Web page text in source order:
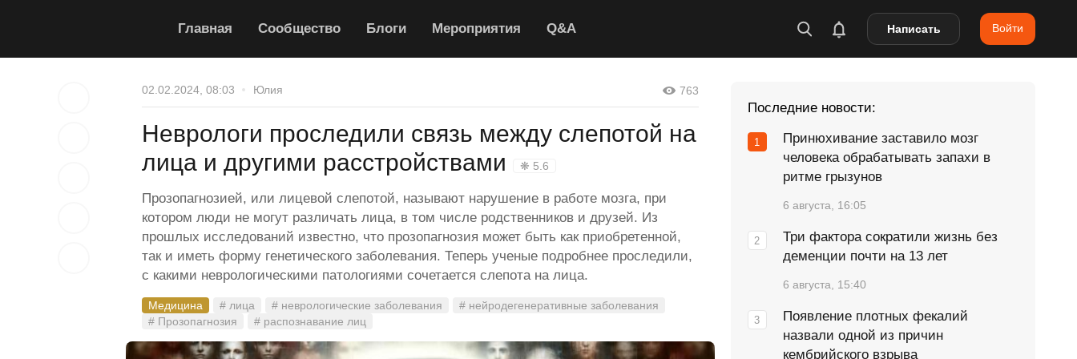
Главная Сообщество Блоги Мероприятия Q&A Написать Войти
02.02.2024, 08:03 Юлия 763
Неврологи проследили связь между слепотой на
лица и другими расстройствами
❋ 5.6
Прозопагнозией, или лицевой слепотой, называют нарушение в работе мозга, при
котором люди не могут различать лица, в том числе родственников и друзей. Из
прошлых исследований известно, что прозопагнозия может быть как приобретенной,
так и иметь форму генетического заболевания. Теперь ученые подробнее проследили,
с какими неврологическими патологиями сочетается слепота на лица.
Медицина # лица # неврологические заболевания
# нейродегенеративные заболевания
# Прозопагнозия
# распознавание лиц
Последние новости:
Принюхивание заставило мозг
человека обрабатывать запахи в
ритме грызунов
6 августа, 16:05
Три фактора сократили жизнь без
деменции почти на 13 лет
6 августа, 15:40
Появление плотных фекалий
назвали одной из причин
кембрийского взрыва